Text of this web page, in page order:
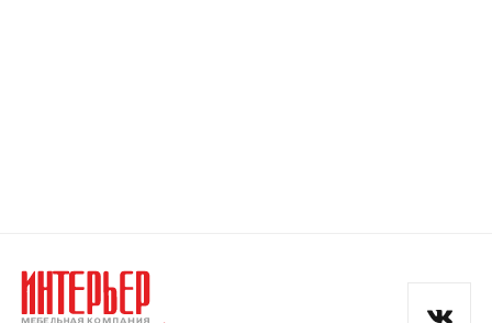
Согласен с
и обработкой данных.